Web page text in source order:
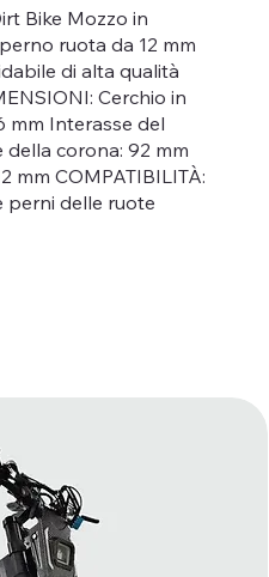
Bike Mozzo in
ruota da 12 mm
di alta qualità
Cerchio in
mm Interasse del
della corona: 92 mm
mm COMPATIBILITÀ:
perni delle ruote